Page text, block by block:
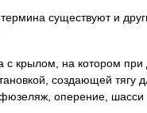
существуют и
крылом, на котором при
создающей тягу
фюзеляж, оперение,